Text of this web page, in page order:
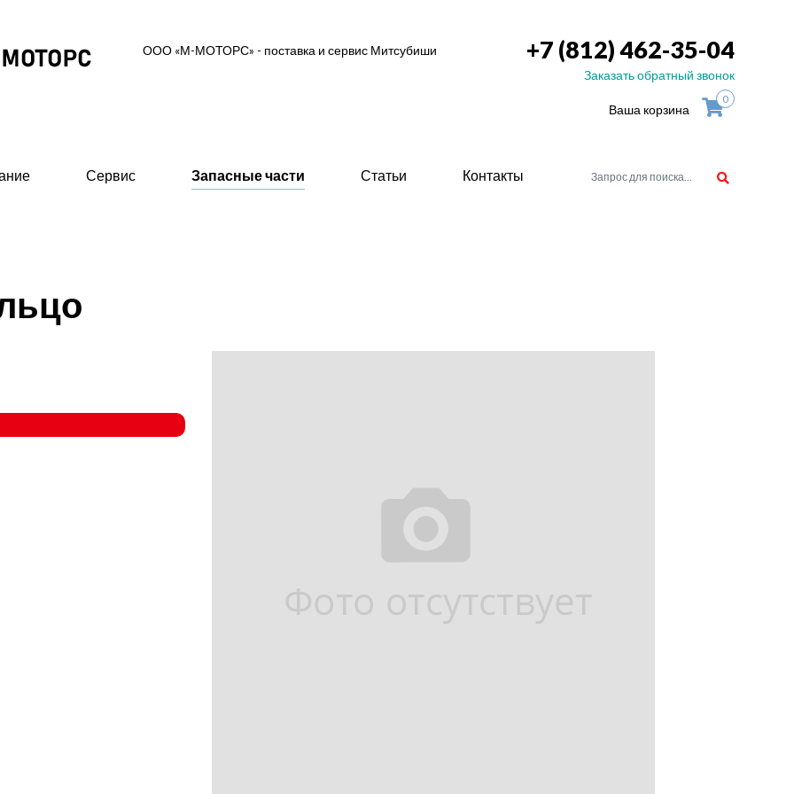
ООО «М-МОТОРС» - поставка и сервис Митсубиши +7 (812) 462-35-04
Заказать обратный звонок
Ваша корзина
0
(высоковольтные 0,6/10/11 кВ)
двигателей
Сервис Запасные части Статьи Контакты